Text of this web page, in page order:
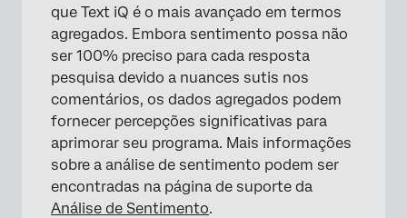
que Text iQ é o mais avançado em termos
agregados. Embora sentimento possa não
ser 100% preciso para cada resposta
pesquisa devido a nuances sutis nos
comentários, os dados agregados podem
fornecer percepções significativas para
aprimorar seu programa. Mais informações
sobre a análise de sentimento podem ser
encontradas na página de suporte da
Análise de Sentimento.